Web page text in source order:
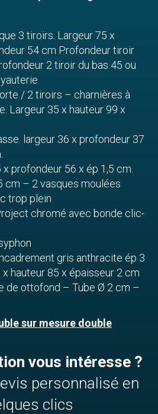
3 tiroirs. Largeur 75 x
54 cm Profondeur tiroir
2 tiroir du bas 45 ou
/ 2 tiroirs – charnières à
Largeur 35 x hauteur 99 x
largeur 36 x profondeur 37
profondeur 56 x ép 1,5 cm.
cm – 2 vasques moulées
trop plein
chromé avec bonde clic-
gris anthracite ép 3
hauteur 85 x épaisseur 2 cm
de ottofond – Tube Ø 2 cm –
sur mesure double
vous intéresse ?
personnalisé en
clics